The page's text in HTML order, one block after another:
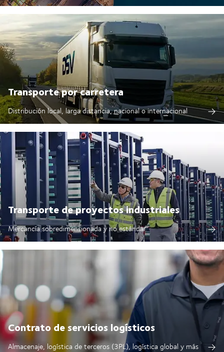
Transporte por carretera
Distribución local, larga distancia, nacional o internacional
Transporte de proyectos industriales
Mercancía sobredimensionada y no estándar
Contrato de servicios logísticos
Almacenaje, logística de terceros (3PL), logística global y más